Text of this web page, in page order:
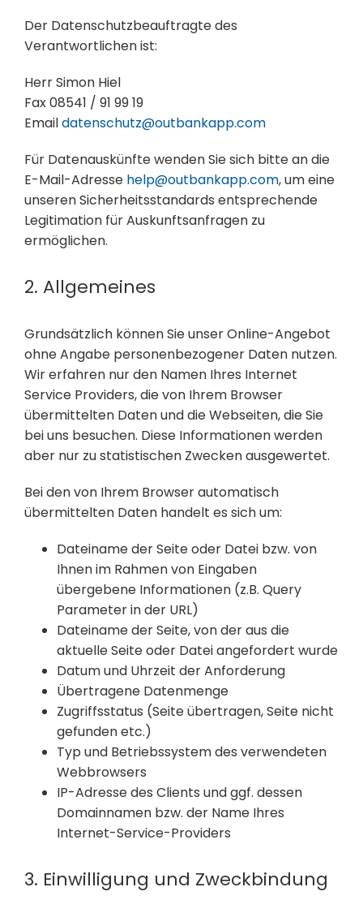
Der Datenschutzbeauftragte des
Verantwortlichen ist:
Herr Simon Hiel
Fax 08541 / 91 99 19
Emaildatenschutz@outbankapp.com
Für Datenauskünfte wenden Sie sich bitte an die
E-Mail-Adresse help@outbankapp.com, um eine
unseren Sicherheitsstandards entsprechende
Legitimation für Auskunftsanfragen zu
ermöglichen.
2. Allgemeines
Grundsätzlich können Sie unser Online-Angebot
ohne Angabe personenbezogener Daten nutzen.
Wir erfahren nur den Namen Ihres Internet
Service Providers, die von Ihrem Browser
übermittelten Daten und die Webseiten, die Sie
bei uns besuchen. Diese Informationen werden
aber nur zu statistischen Zwecken ausgewertet.
Bei den von Ihrem Browser automatisch
übermittelten Daten handelt es sich um:
Dateiname der Seite oder Datei bzw. von
Ihnen im Rahmen von Eingaben
übergebene Informationen (z.B. Query
Parameter in der URL)
Dateiname der Seite, von der aus die
aktuelle Seite oder Datei angefordert wurde
Datum und Uhrzeit der Anforderung
Übertragene Datenmenge
Zugriffsstatus (Seite übertragen, Seite nicht
gefunden etc.)
Typ und Betriebssystem des verwendeten
Webbrowsers
IP-Adresse des Clients und ggf. dessen
Domainnamen bzw. der Name Ihres
Internet-Service-Providers
3. Einwilligung und Zweckbindung